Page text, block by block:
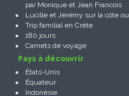
par Monique et Jean Francois
Lucille et Jérémy sur la côte
Trip familial en Crète
180 jours
Carnets de voyage
Pays à découvrir
États-Unis
Équateur
Indonésie